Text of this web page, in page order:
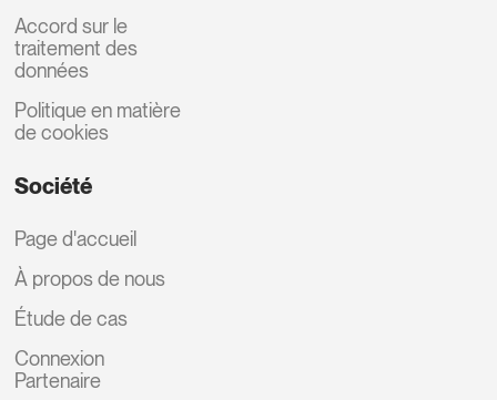
Accord sur le
traitement des
données
Politique en matière
de cookies
Société
Page d'accueil
À propos de nous
Étude de cas
Connexion
Partenaire